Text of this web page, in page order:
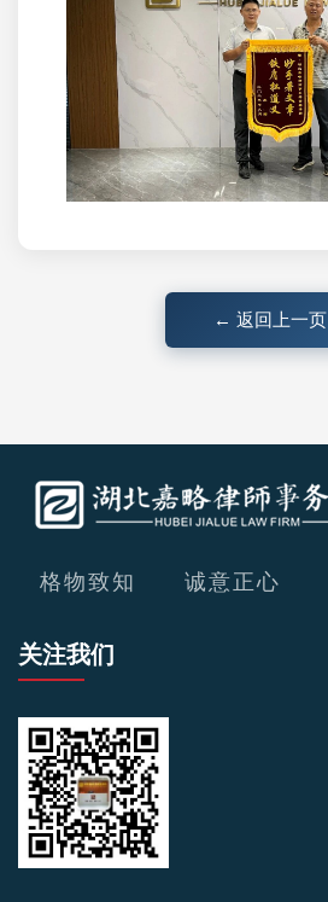
← 返回上一页
格物致知 诚意正心
关注我们